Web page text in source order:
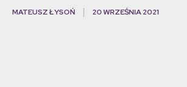
MATEUSZ ŁYSOŃ 20 WRZEŚNIA 2021